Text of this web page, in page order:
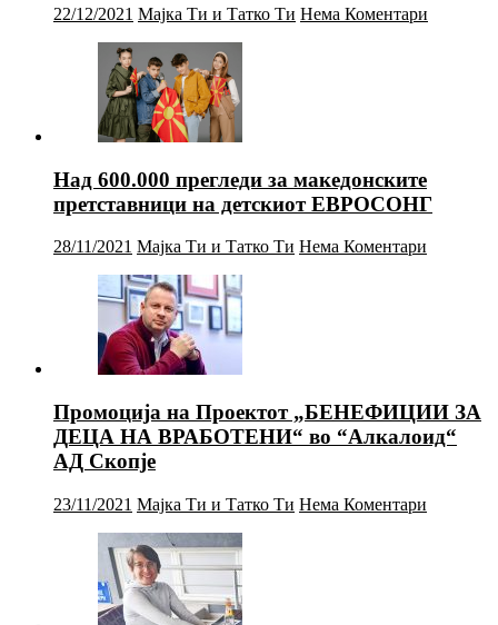
22/12/2021 Мајка Ти и Татко Ти Нема Коментари
Над 600.000 прегледи за македонските
претставници на детскиот ЕВРОСОНГ
28/11/2021 Мајка Ти и Татко Ти Нема Коментари
Промоција на Проектот „БЕНЕФИЦИИ ЗА
ДЕЦА НА ВРАБОТЕНИ“ во “Алкалоид“
АД Скопје
23/11/2021 Мајка Ти и Татко Ти Нема Коментари